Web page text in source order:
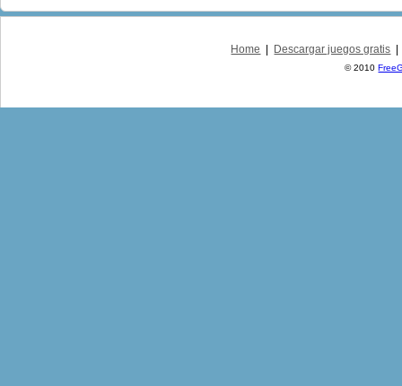
Home Descargar juegos gratis
© 2010